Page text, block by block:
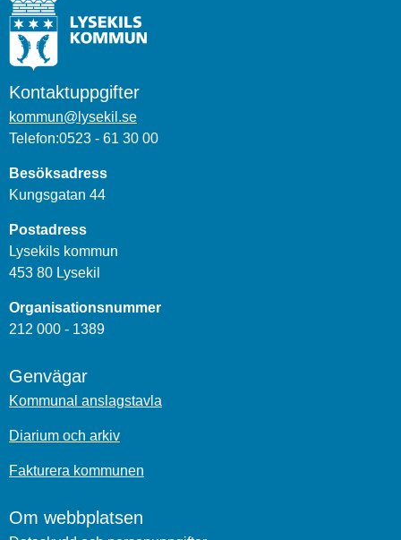
Kontaktuppgifter
kommun@lysekil.se
Telefon:0523 - 61 30 00
Besöksadress
Kungsgatan 44
Postadress
Lysekils kommun
453 80 Lysekil
Organisationsnummer
212 000 - 1389
Genvägar
Kommunal anslagstavla
Diarium och arkiv
Fakturera kommunen
Om webbplatsen